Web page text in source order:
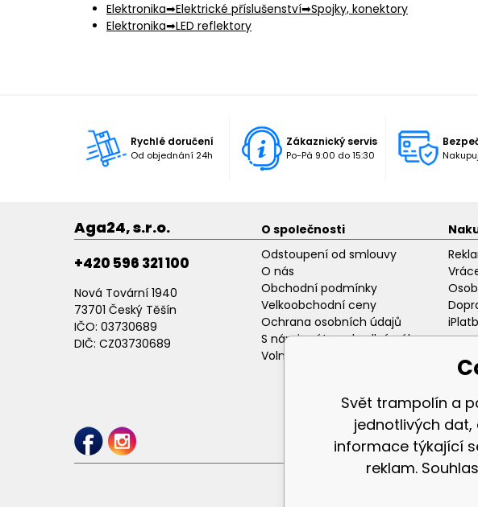
Elektronika Elektrické příslušenství Spojky, konektory
Elektronika
LED reflektory
Rychlé doručení
Od objednání 24h
Zákaznický servis
Po-Pá 9:00 do 15:30
Aga24, s.r.o.
+420 596 321 100
Nová Tovární 1940
73701 Český Těšín
IČO: 03730689
DIČ: CZ03730689
O společnosti
Odstoupení od smlouvy
O nás
Obchodní podmínky
Velkoobchodní ceny
Ochrana osobních údajů
S námi máte pohodlný nákup
Volné pracovní pozice
Svět trampolín a
jednotlivých dat,
informace týkající
reklam.